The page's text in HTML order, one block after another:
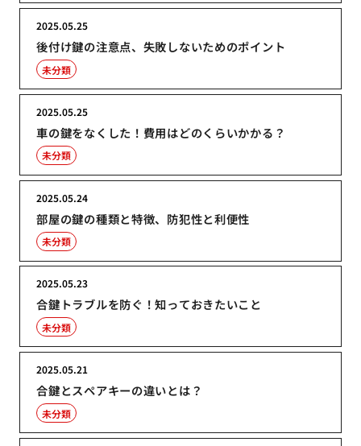
後付け鍵の注意点、失敗しないためのポイント
2025.05.25
未分類
車の鍵をなくした！費用はどのくらいかかる？
2025.05.25
未分類
部屋の鍵の種類と特徴、防犯性と利便性
2025.05.24
未分類
合鍵トラブルを防ぐ！知っておきたいこと
2025.05.23
未分類
合鍵とスペアキーの違いとは？
2025.05.21
未分類